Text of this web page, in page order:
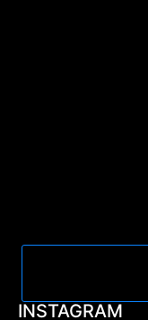
INSTAGRAM